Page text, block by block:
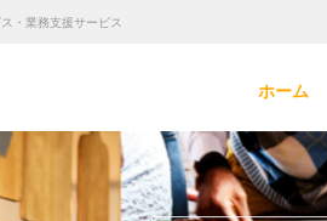
・業務支援サービス
ホーム